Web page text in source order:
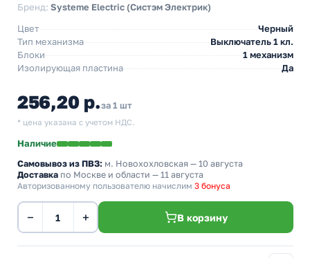
Бренд: Systeme Electric (Систэм Электрик)
Цвет
Черный
Тип механизма
Выключатель 1 кл.
Блоки
1 механизм
Изолирующая пластина
Да
256,20 р.за 1 шт
* цена указана с учетом НДС.
Наличие
Самовывоз из ПВЗ: м. Новохохловская — 10 августа
Доставка по Москве и области — 11 августа
Авторизованному пользователю начислим 3 бонуса
− + В корзину